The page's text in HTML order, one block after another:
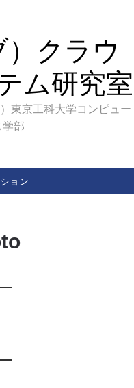
）クラウ
ム研究室
）東京工科大学コンピュー
部
ョン